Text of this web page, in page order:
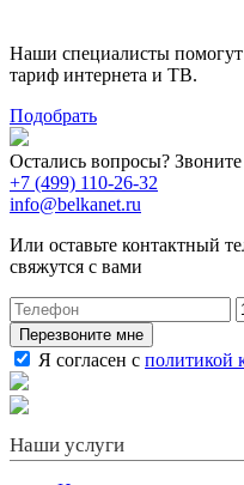
Наши специалисты
тариф интернета и ТВ.
Подобрать
Остались вопросы? Звоните
+7 (499) 110-26-32
info@belkanet.ru
Или оставьте контактный
свяжутся с вами
Перезвоните мне
Я согласен с политикой
Наши услуги